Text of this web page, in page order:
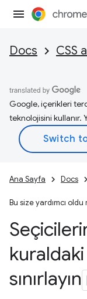
Docs CSS
Google, içerikleri
teknolojisini kullanır.
Ana Sayfa Docs
Bu size yardımcı oldu
sınırlayın